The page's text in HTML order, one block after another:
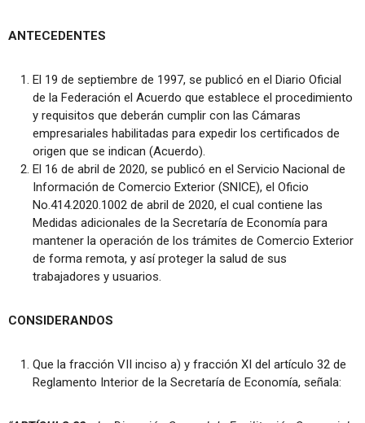
ANTECEDENTES
El 19 de septiembre de 1997, se publicó en el Diario Oficial
de la Federación el Acuerdo que establece el procedimiento
y requisitos que deberán cumplir con las Cámaras
empresariales habilitadas para expedir los certificados de
origen que se indican (Acuerdo).
El 16 de abril de 2020, se publicó en el Servicio Nacional de
Información de Comercio Exterior (SNICE), el Oficio
No.414.2020.1002 de abril de 2020, el cual contiene las
Medidas adicionales de la Secretaría de Economía para
mantener la operación de los trámites de Comercio Exterior
de forma remota, y así proteger la salud de sus
trabajadores y usuarios.
CONSIDERANDOS
Que la fracción VII inciso a) y fracción XI del artículo 32 de
Reglamento Interior de la Secretaría de Economía, señala: